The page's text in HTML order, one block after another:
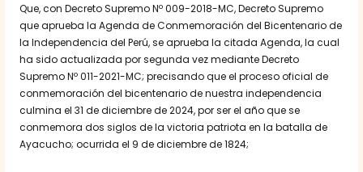
Que, con Decreto Supremo Nº 009-2018-MC, Decreto Supremo
que aprueba la Agenda de Conmemoración del Bicentenario de
la Independencia del Perú, se aprueba la citada Agenda, la cual
ha sido actualizada por segunda vez mediante Decreto
Supremo Nº 011-2021-MC; precisando que el proceso oficial de
conmemoración del bicentenario de nuestra independencia
culmina el 31 de diciembre de 2024, por ser el año que se
conmemora dos siglos de la victoria patriota en la batalla de
Ayacucho; ocurrida el 9 de diciembre de 1824;